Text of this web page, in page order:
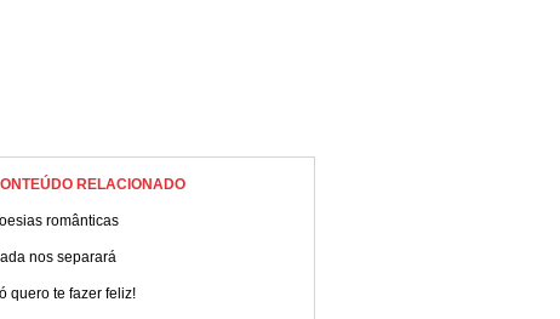
RELACIONADO
românticas
nos separará
quero te fazer feliz!